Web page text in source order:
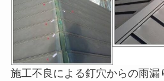
施工不良による釘穴からの雨漏